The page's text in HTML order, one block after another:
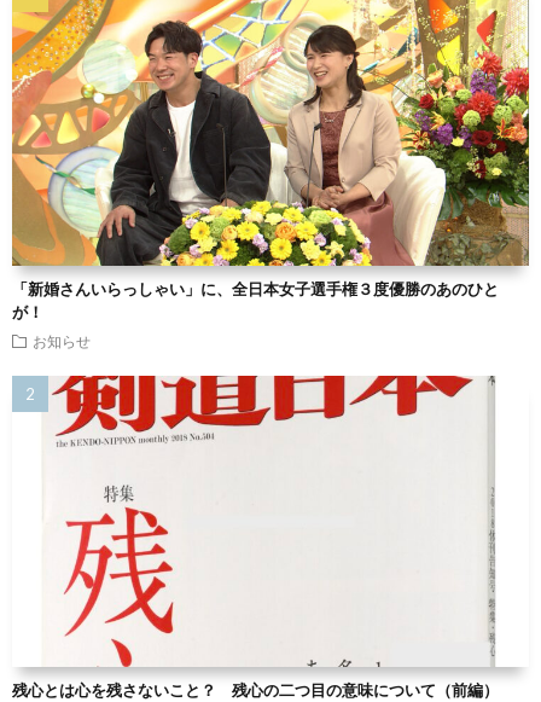
「新婚さんいらっしゃい」に、全日本女子選手権３度優勝のあのひと
が！
お知らせ
残心とは心を残さないこと？ 残心の二つ目の意味について（前編）